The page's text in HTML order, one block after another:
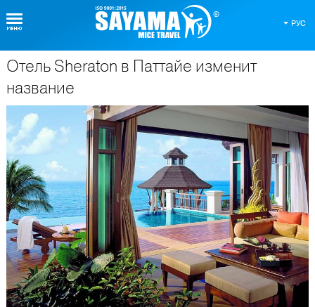
РУС
О Таиланде
Отель Sheraton в Паттайе изменит
название